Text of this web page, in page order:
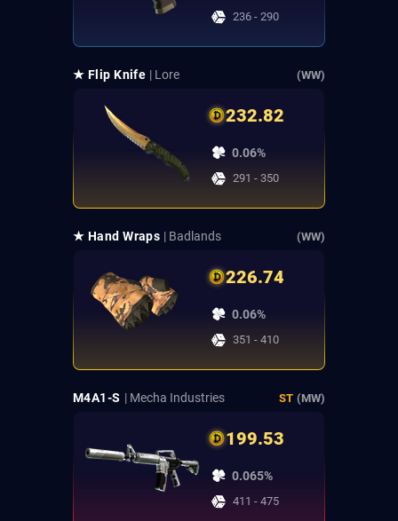
236 - 290
★ Flip Knife | Lore (WW)
232.82
0.06%
291 - 350
★ Hand Wraps | Badlands (WW)
226.74
0.06%
351 - 410
M4A1-S | Mecha Industries ST (MW)
199.53
0.065%
411 - 475